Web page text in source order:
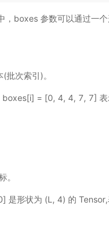
，boxes 参数可以通过一
次索引)。
= [0, 4, 4, 7, 7] 表
。
形状为 (L, 4) 的